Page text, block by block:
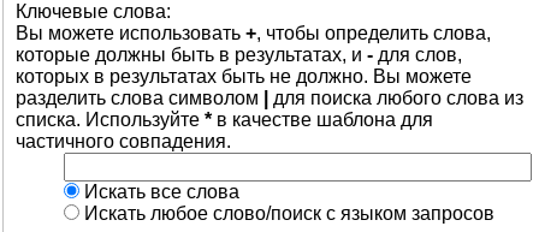
Ключевые слова:
Вы можете использовать +, чтобы определить слова,
которые должны быть в результатах, и - для слов,
которых в результатах быть не должно. Вы можете
разделить слова символом
для поиска любого слова из
списка. Используйте * в качестве шаблона для
частичного совпадения.
Искать все слова
Искать любое слово/поиск с языком запросов